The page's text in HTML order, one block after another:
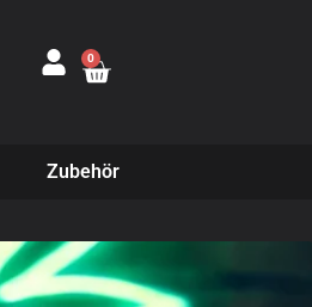
0
Zubehör